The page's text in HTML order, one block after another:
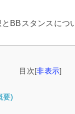
BBスタンスにつ
目次[非表示]
要)